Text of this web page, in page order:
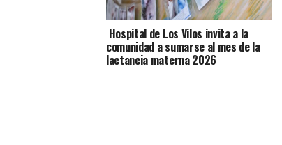
Hospital de Los Vilos invita a la
comunidad a sumarse al mes de la
lactancia materna 2026